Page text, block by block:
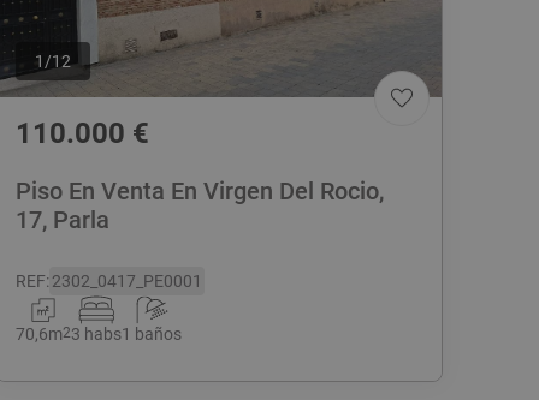
1 /12
110.000 €
Piso En Venta En Virgen Del Rocio,
17, Parla
REF:2302_0417_PE0001
70,6m23 habs1 baños